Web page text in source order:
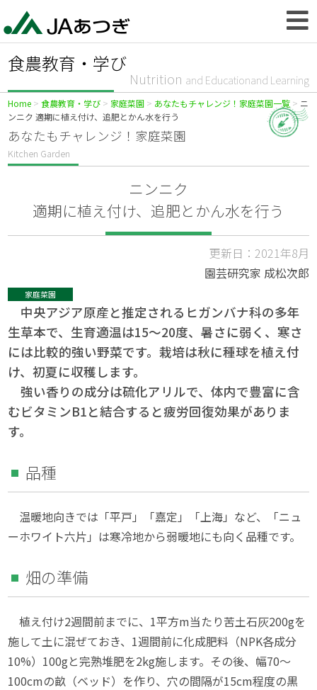
食農教育・学び
Nutrition and Educationand Learning
Home 食農教育・学び 家庭菜園 あなたもチャレンジ！家庭菜園一覧
ニ
ンニク 適期に植え付け、追肥とかん水を行う
あなたもチャレンジ！家庭菜園
Kitchen Garden
ニンニク
適期に植え付け、追肥とかん水を行う
更新日：2021年8月
園芸研究家 成松次郎
家庭菜園
中央アジア原産と推定されるヒガンバナ科の多年
生草本で、生育適温は15〜20度、暑さに弱く、寒さ
には比較的強い野菜です。栽培は秋に種球を植え付
け、初夏に収穫します。
強い香りの成分は硫化アリルで、体内で豊富に含
むビタミンB1と結合すると疲労回復効果がありま
す。
品種
温暖地向きでは「平戸」「嘉定」「上海」など、「ニュ
ーホワイト六片」は寒冷地から弱暖地にも向く品種です。
畑の準備
植え付け2週間前までに、1平方m当たり苦土石灰200gを
施して土に混ぜておき、1週間前に化成肥料（NPK各成分
10%）100gと完熟堆肥を2kg施します。その後、幅70〜
100cmの畝（ベッド）を作り、穴の間隔が15cm程度の黒